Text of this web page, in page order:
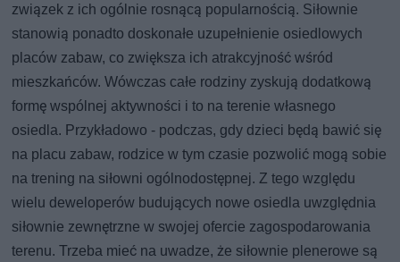
związek z ich ogólnie rosnącą popularnością. Siłownie
stanowią ponadto doskonałe uzupełnienie osiedlowych
placów zabaw, co zwiększa ich atrakcyjność wśród
mieszkańców. Wówczas całe rodziny zyskują dodatkową
formę wspólnej aktywności i to na terenie własnego
osiedla. Przykładowo - podczas, gdy dzieci będą bawić się
na placu zabaw, rodzice w tym czasie pozwolić mogą sobie
na trening na siłowni ogólnodostępnej. Z tego względu
wielu deweloperów budujących nowe osiedla uwzględnia
siłownie zewnętrzne w swojej ofercie zagospodarowania
terenu. Trzeba mieć na uwadze, że siłownie plenerowe są